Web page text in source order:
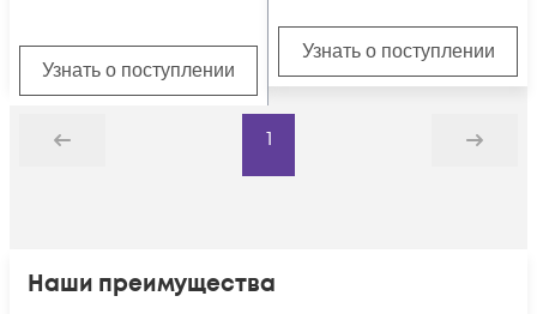
Узнать о поступлении
Узнать о поступлении
Назад
1
Дальше
Наши преимущества